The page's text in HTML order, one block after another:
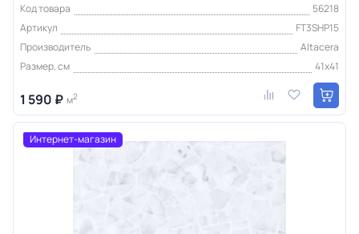
Код товара
56218
Артикул
FT3SHP15
Производитель
Altacera
Размер, см
41x41
1 590 ₽ м2
Интернет-магазин